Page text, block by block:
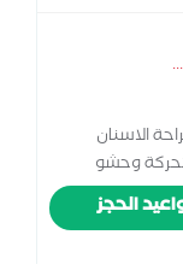
...
الاسنان
ومتحركة وحشو
الأسنان
لعلاج
الحجز